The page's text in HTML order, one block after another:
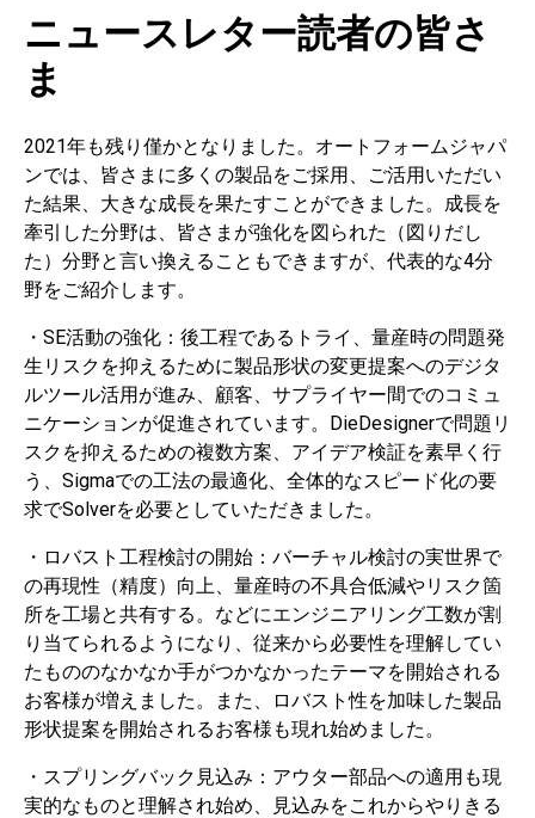
ニュースレター読者の皆さ
ま
2021年も残り僅かとなりました。オートフォームジャパ
ンでは、皆さまに多くの製品をご採用、ご活用いただい
た結果、大きな成長を果たすことができました。成長を
牽引した分野は、皆さまが強化を図られた（図りだし
た）分野と言い換えることもできますが、代表的な4分
野をご紹介します。
・SE活動の強化：後工程であるトライ、量産時の問題発
生リスクを抑えるために製品形状の変更提案へのデジタ
ルツール活用が進み、顧客、サプライヤー間でのコミュ
ニケーションが促進されています。DieDesignerで問題リ
スクを抑えるための複数方案、アイデア検証を素早く行
う、Sigmaでの工法の最適化、全体的なスピード化の要
求でSolverを必要としていただきました。
・ロバスト工程検討の開始：バーチャル検討の実世界で
の再現性（精度）向上、量産時の不具合低減やリスク箇
所を工場と共有する。などにエンジニアリング工数が割
り当てられるようになり、従来から必要性を理解してい
たもののなかなか手がつかなかったテーマを開始される
お客様が増えました。また、ロバスト性を加味した製品
形状提案を開始されるお客様も現れ始めました。
・スプリングバック見込み：アウター部品への適用も現
実的なものと理解され始め、見込みをこれからやりきる